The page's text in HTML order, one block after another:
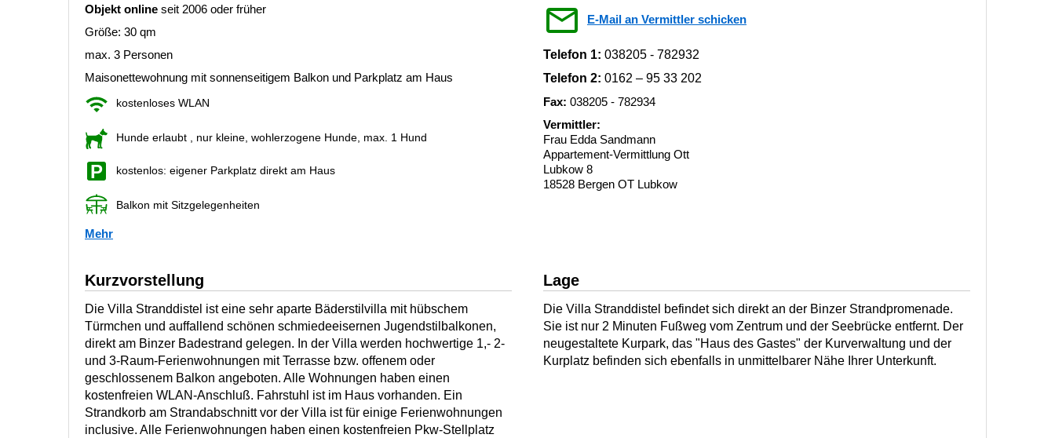
Objekt online seit 2006 oder früher
Größe: 30 qm
max. 3 Personen
Maisonettewohnung mit sonnenseitigem Balkon und Parkplatz am Haus
kostenloses WLAN
Hunde erlaubt , nur kleine, wohlerzogene Hunde, max. 1 Hund
kostenlos: eigener Parkplatz direkt am Haus
Balkon mit Sitzgelegenheiten
Mehr
E-Mail an Vermittler schicken
Telefon 1: 038205 - 782932
Telefon 2: 0162 – 95 33 202
Fax: 038205 - 782934
Vermittler:
Frau Edda Sandmann
Appartement-Vermittlung Ott
Lubkow 8
18528 Bergen OT Lubkow
Kurzvorstellung
Die Villa Stranddistel ist eine sehr aparte Bäderstilvilla mit hübschem
Türmchen und auffallend schönen schmiedeeisernen Jugendstilbalkonen,
direkt am Binzer Badestrand gelegen. In der Villa werden hochwertige 1,- 2-
und 3-Raum-Ferienwohnungen mit Terrasse bzw. offenem oder
geschlossenem Balkon angeboten. Alle Wohnungen haben einen
kostenfreien WLAN-Anschluß. Fahrstuhl ist im Haus vorhanden. Ein
Strandkorb am Strandabschnitt vor der Villa ist für einige Ferienwohnungen
inclusive. Alle Ferienwohnungen haben einen kostenfreien Pkw-Stellplatz
Lage
Die Villa Stranddistel befindet sich direkt an der Binzer Strandpromenade.
Sie ist nur 2 Minuten Fußweg vom Zentrum und der Seebrücke entfernt. Der
neugestaltete Kurpark, das "Haus des Gastes" der Kurverwaltung und der
Kurplatz befinden sich ebenfalls in unmittelbarer Nähe Ihrer Unterkunft.